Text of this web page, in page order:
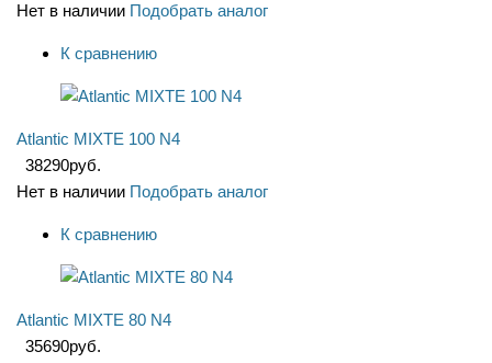
Нет в наличии Подобрать аналог
К сравнению
Atlantic MIXTE 100 N4
38290руб.
Нет в наличии Подобрать аналог
К сравнению
Atlantic MIXTE 80 N4
35690руб.